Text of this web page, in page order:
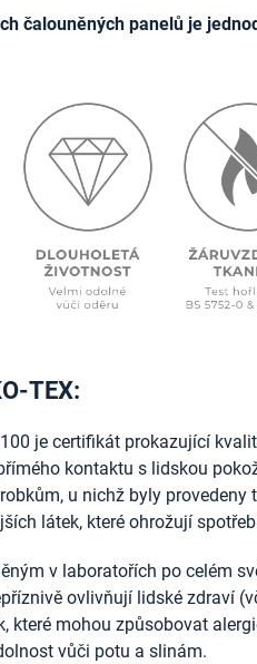
čalouněných panelů je
TEX:
je certifikát prokazující
kontaktu s lidskou
u nichž byly provedeny
látek, které ohrožují
v laboratořích po celém
ovlivňují lidské zdraví
které mohou způsobovat
vůči potu a slinám.